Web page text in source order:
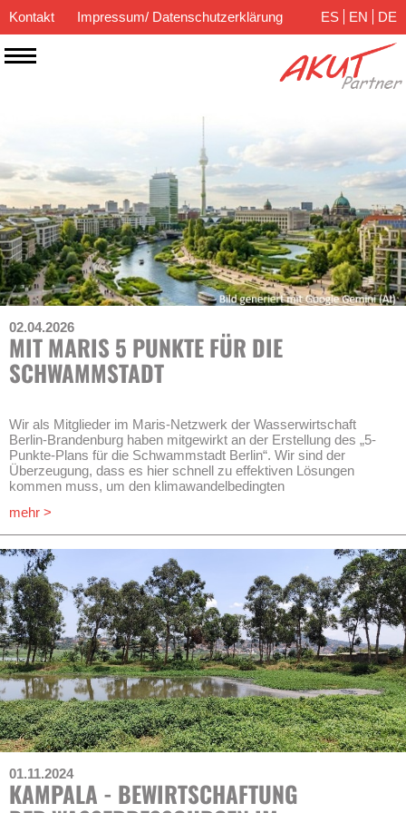
Kontakt Impressum/ Datenschutzerklärung ES EN DE
02.04.2026
MIT MARIS 5 PUNKTE FÜR DIE
SCHWAMMSTADT
Wir als Mitglieder im Maris-Netzwerk der Wasserwirtschaft
Berlin-Brandenburg haben mitgewirkt an der Erstellung des „5-
Punkte-Plans für die Schwammstadt Berlin“. Wir sind der
Überzeugung, dass es hier schnell zu effektiven Lösungen
kommen muss, um den klimawandelbedingten
und nachhaltige Veränderungen bei Verwaltung, Finanzierung,
Regelung, Technologie und Ausbildung in dieser Stadt
notwendig.
Download:
5-Punkte-Plan für die Schwammstadt Berlin
mehr >
01.11.2024
KAMPALA - BEWIRTSCHAFTUNG